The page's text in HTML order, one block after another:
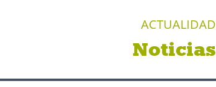
ACTUALIDAD
Noticias